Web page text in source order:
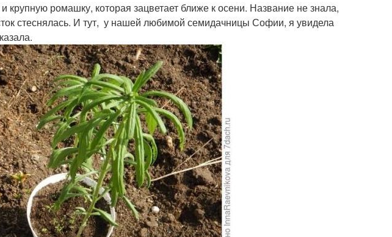
крупную ромашку, которая зацветает ближе к осени. Название не знала,
стеснялась. И тут, у нашей любимой семидачницы Софии, я увидела